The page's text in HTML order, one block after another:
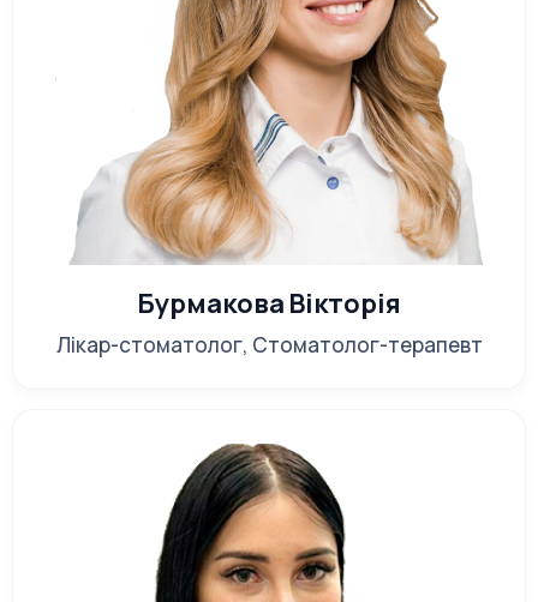
Бурмакова Вікторія
Лікар-стоматолог, Стоматолог-терапевт